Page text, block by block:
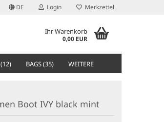
DE Login Merkzettel
Ihr Warenkorb
0,00 EUR
BAGS (35) WEITERE
Boot IVY black mint